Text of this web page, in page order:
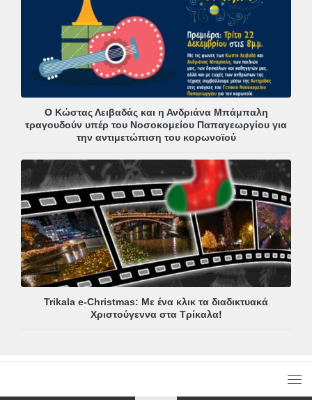
Ο Κώστας Λειβαδάς και η Ανδριάνα Μπάμπαλη
τραγουδούν υπέρ του Νοσοκομείου Παπαγεωργίου για
την αντιμετώπιση του κορωνοϊού
Trikala e-Christmas: Με ένα κλικ τα διαδικτυακά
Χριστούγεννα στα Τρίκαλα!